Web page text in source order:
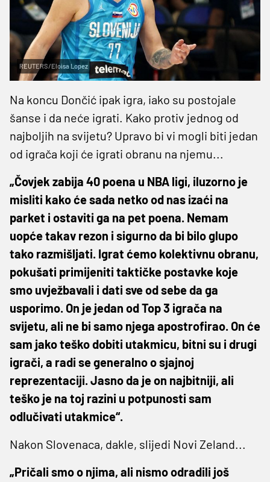
REUTERS/Eloisa Lopez
Na koncu Dončić ipak igra, iako su postojale
šanse i da neće igrati. Kako protiv jednog od
najboljih na svijetu? Upravo bi vi mogli biti jedan
od igrača koji će igrati obranu na njemu...
„Čovjek zabija 40 poena u NBA ligi, iluzorno je
misliti kako će sada netko od nas izaći na
parket i ostaviti ga na pet poena. Nemam
uopće takav rezon i sigurno da bi bilo glupo
tako razmišljati. Igrat ćemo kolektivnu obranu,
pokušati primijeniti taktičke postavke koje
smo uvježbavali i dati sve od sebe da ga
usporimo. On je jedan od Top 3 igrača na
svijetu, ali ne bi samo njega apostrofirao. On će
sam jako teško dobiti utakmicu, bitni su i drugi
igrači, a radi se generalno o sjajnoj
reprezentaciji. Jasno da je on najbitniji, ali
teško je na toj razini u potpunosti sam
odlučivati utakmice“.
Nakon Slovenaca, dakle, slijedi Novi Zeland...
„Pričali smo o njima, ali nismo odradili još